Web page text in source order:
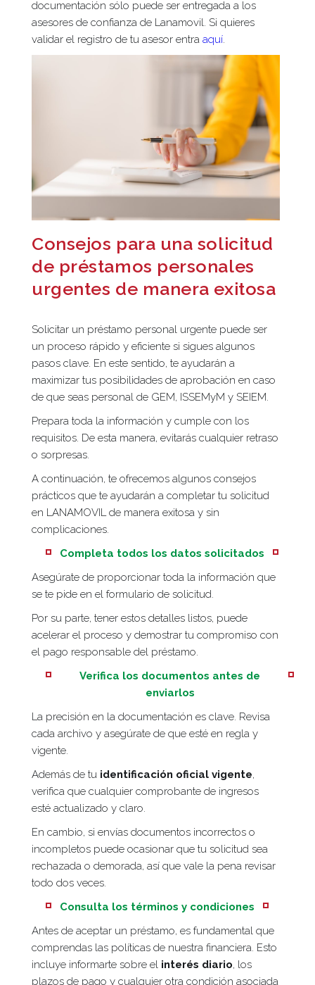
documentación sólo puede ser entregada a los
asesores de confianza de Lanamovil. Si quieres
validar el registro de tu asesor entra aquí.
Consejos para una solicitud
de préstamos personales
urgentes de manera exitosa
Solicitar un préstamo personal urgente puede ser
un proceso rápido y eficiente si sigues algunos
pasos clave. En este sentido, te ayudarán a
maximizar tus posibilidades de aprobación en caso
de que seas personal de GEM, ISSEMyM y SEIEM.
Prepara toda la información y cumple con los
requisitos. De esta manera, evitarás cualquier retraso
o sorpresas.
A continuación, te ofrecemos algunos consejos
prácticos que te ayudarán a completar tu solicitud
en LANAMOVIL de manera exitosa y sin
complicaciones.
Completa todos los datos solicitados
Asegúrate de proporcionar toda la información que
se te pide en el formulario de solicitud.
Por su parte, tener estos detalles listos, puede
acelerar el proceso y demostrar tu compromiso con
el pago responsable del préstamo.
Verifica los documentos antes de
enviarlos
La precisión en la documentación es clave. Revisa
cada archivo y asegúrate de que esté en regla y
vigente.
Además de tu identificación oficial vigente,
verifica que cualquier comprobante de ingresos
esté actualizado y claro.
En cambio, si envías documentos incorrectos o
incompletos puede ocasionar que tu solicitud sea
rechazada o demorada, así que vale la pena revisar
todo dos veces.
Consulta los términos y condiciones
Antes de aceptar un préstamo, es fundamental que
comprendas las políticas de nuestra financiera. Esto
incluye informarte sobre el interés diario, los
plazos de pago y cualquier otra condición asociada